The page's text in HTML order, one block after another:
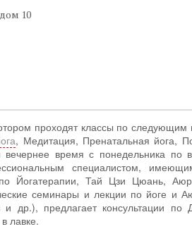
10
проходят классы по следующим
, Медитация, Пренатальная йога,
время с понедельника по
специалистом,
Йогатерапии, Тай Цзи Цюань,
семинары и лекции по йоге
др.), предлагает консультации
лавке.